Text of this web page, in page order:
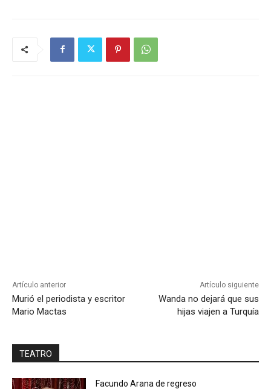
Artículo anterior
Murió el periodista y escritor
Mario Mactas
Artículo siguiente
Wanda no dejará que sus
hijas viajen a Turquía
TEATRO
Facundo Arana de regreso